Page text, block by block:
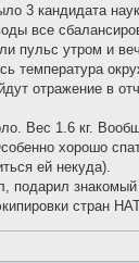
3 кандидата
все
пульс утром и
температура
отражение в
Вес 1.6 кг.
хорошо
ей некуда).
подарил
стран